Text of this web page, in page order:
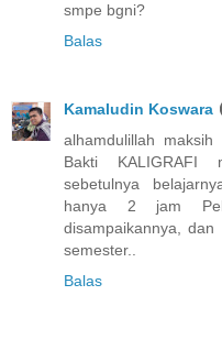
smpe bgni?
Balas
Kamaludin Koswara
alhamdulillah
Bakti KALIGRAFI
sebetulnya
hanya 2 jam
disampaikannya,
semester..
Balas